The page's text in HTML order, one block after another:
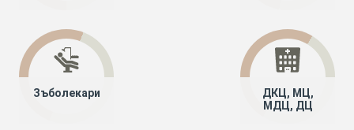
Зъболекари
ДКЦ, МЦ,
МДЦ, ДЦ